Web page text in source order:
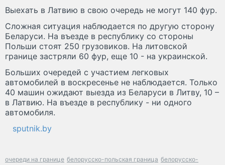
Выехать в Латвию в свою очередь не могут 140 фур.
Сложная ситуация наблюдается по другую сторону
Беларуси. На въезде в республику со стороны
Польши стоят 250 грузовиков. На литовской
границе застряли 60 фур, еще 10 - на украинской.
Больших очередей с участием легковых
автомобилей в воскресенье не наблюдается. Только
40 машин ожидают выезда из Беларуси в Литву, 10 –
в Латвию. На въезде в республику - ни одного
автомобиля.
sputnik.by
очереди на границе белорусско-польская граница белорусско-